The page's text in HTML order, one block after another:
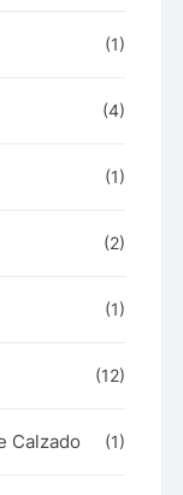
(1)
(4)
(1)
(2)
(1)
(12)
Calzado (1)